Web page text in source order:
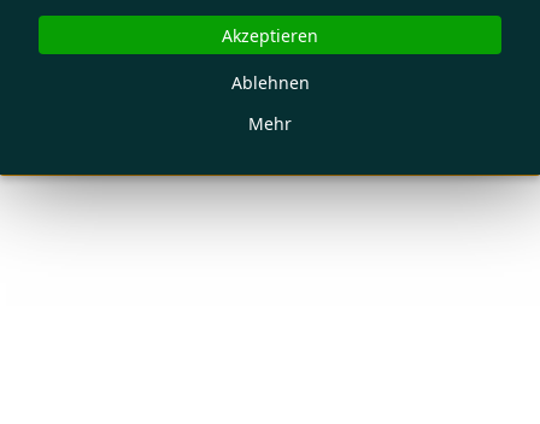
Mehr
Ablehnen
Akzeptieren